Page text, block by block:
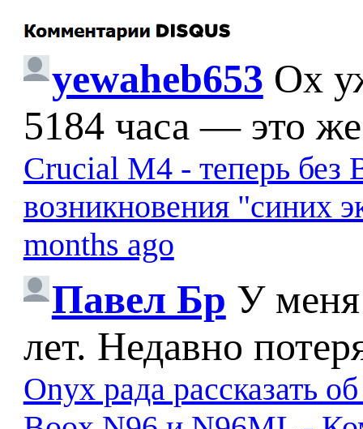
yewaheb653 Ох
5184 часа — это
Crucial M4 - теперь без
возникновения "синих
months ago
Павел Бр У меня
лет. Недавно
Onyx рада рассказать